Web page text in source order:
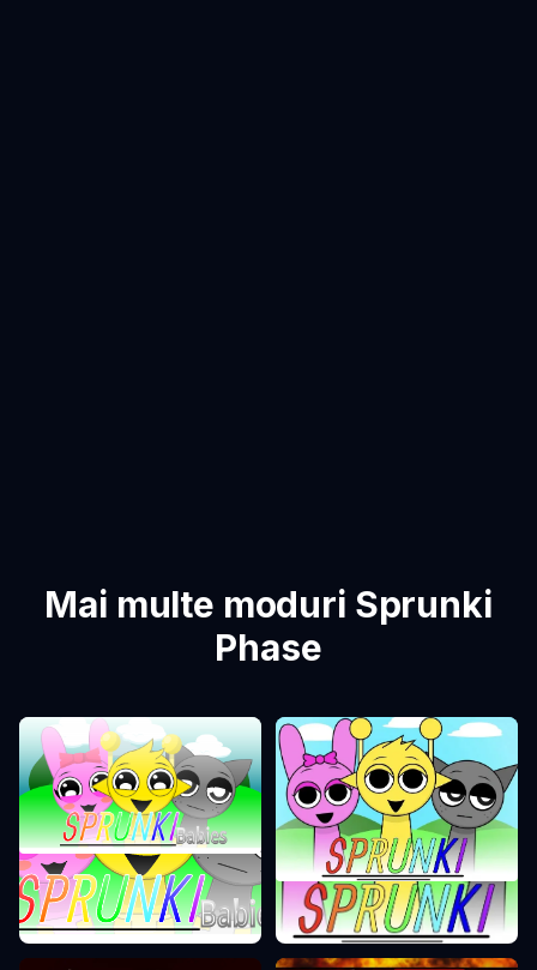
Mai multe moduri Sprunki
Phase
Sprunki Phase 0
Sprunki Phase 1